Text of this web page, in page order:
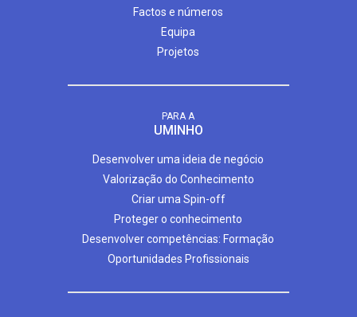
Factos e números
Equipa
Projetos
PARA A
UMINHO
Desenvolver uma ideia de negócio
Valorização do Conhecimento
Criar uma Spin-off
Proteger o conhecimento
Desenvolver competências: Formação
Oportunidades Profissionais